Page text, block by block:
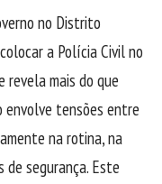
no Distrito
a Polícia Civil no
mais do que
envolve tensões entre
na rotina, na
segurança. Este